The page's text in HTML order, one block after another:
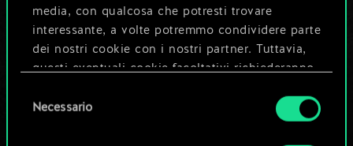
media, con qualcosa che potresti trovare
interessante, a volte potremmo condividere parte
dei nostri cookie con i nostri partner. Tuttavia,
questi eventuali cookie facoltativi richiederanno
Tutti i dettagli su come utilizziamo i cookie e su
delNecessario
guida
Modifica mazzo